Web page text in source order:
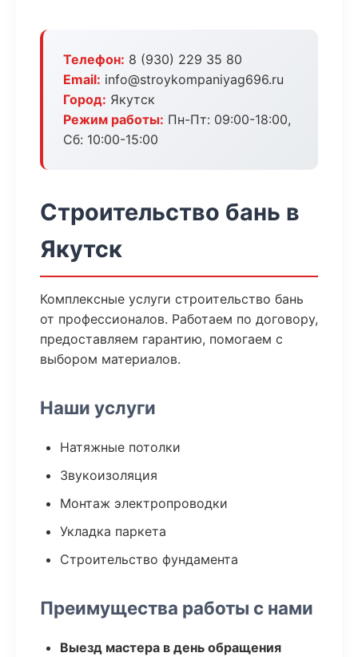
Телефон: 8 (930) 229 35 80
Email: info@stroykompaniyag696.ru
Город: Якутск
Режим работы: Пн-Пт: 09:00-18:00,
Сб: 10:00-15:00
Строительство бань в
Якутск
Комплексные услуги строительство бань
от профессионалов. Работаем по договору,
предоставляем гарантию, помогаем с
выбором материалов.
Наши услуги
Натяжные потолки
Звукоизоляция
Монтаж электропроводки
Укладка паркета
Строительство фундамента
Преимущества работы с нами
Выезд мастера в день обращения